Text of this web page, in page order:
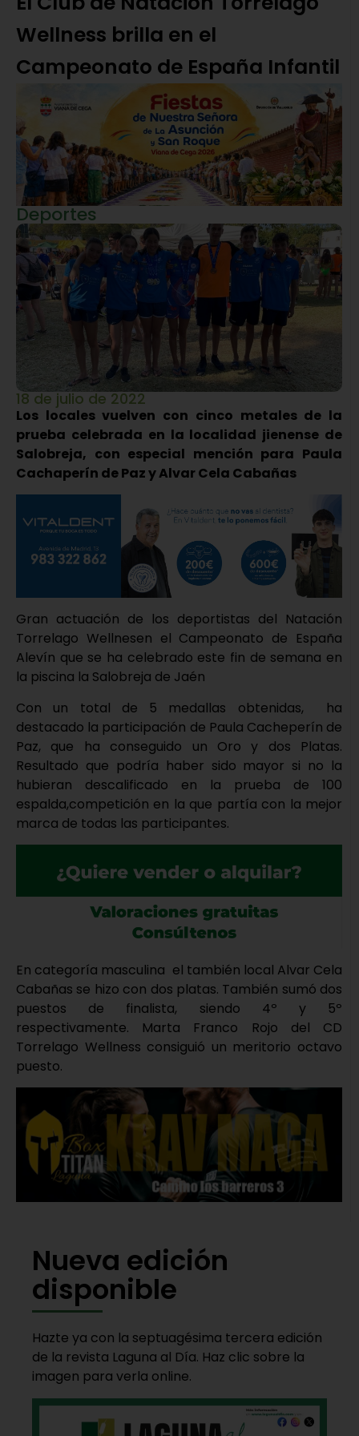
Wellness brilla en el
Campeonato de España Infantil
Deportes
18 de julio de 2022
Los locales vuelven con cinco metales de la
prueba celebrada en la localidad jienense de
Salobreja, con especial mención para Paula
Cachaperín de Paz y Alvar Cela Cabañas
Gran actuación de los deportistas del Natación
Torrelago Wellnesen el Campeonato de España
Alevín que se ha celebrado este fin de semana en
la piscina la Salobreja de Jaén
Con un total de 5 medallas obtenidas, ha
destacado la participación de Paula Cacheperín de
Paz, que ha conseguido un Oro y dos Platas.
Resultado que podría haber sido mayor si no la
hubieran descalificado en la prueba de 100
espalda,competición en la que partía con la mejor
marca de todas las participantes.
En categoría masculina el también local Alvar Cela
Cabañas se hizo con dos platas. También sumó dos
puestos de finalista, siendo 4º y 5º
respectivamente. Marta Franco Rojo del CD
Torrelago Wellness consiguió un meritorio octavo
puesto.
Nueva edición
disponible
Hazte ya con la septuagésima tercera edición
de la revista Laguna al Día. Haz clic sobre la
imagen para verla online.